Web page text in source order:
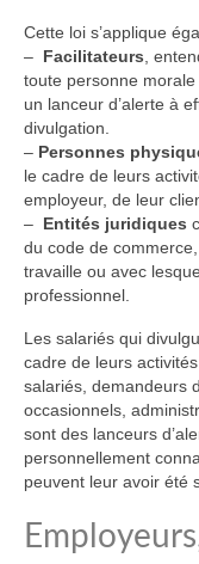
Cette loi s’applique
– Facilitateurs ,
toute personne
un lanceur d’alerte à
divulgation.
– Personnes
le cadre de leurs
employeur, de leur
– Entités juridiques
du code de
travaille ou avec
professionnel.
Les salariés qui
cadre de leurs
salariés, demandeurs
occasionnels,
sont des lanceurs
personnellement
peuvent leur avoir été